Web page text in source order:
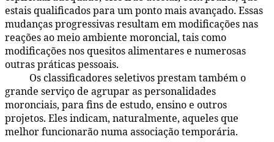
estais qualificados para um ponto mais avançado. Essas
mudanças progressivas resultam em modificações nas
reações ao meio ambiente moroncial, tais como
modificações nos quesitos alimentares e numerosas
outras práticas pessoais.
Os classificadores seletivos prestam também o
grande serviço de agrupar as personalidades
moronciais, para fins de estudo, ensino e outros
projetos. Eles indicam, naturalmente, aqueles que
melhor funcionarão numa associação temporária.